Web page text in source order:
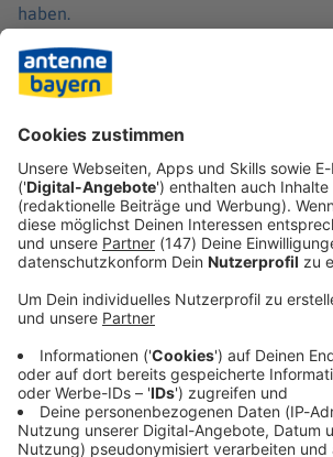
haben.
Die meisten Wasserhosen gibt es laut
dortigen Wassertemperatur im US-